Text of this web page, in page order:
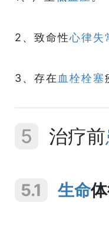
2、致命性心律失
3、存在 血栓栓塞
5 治疗前
5.1 生命